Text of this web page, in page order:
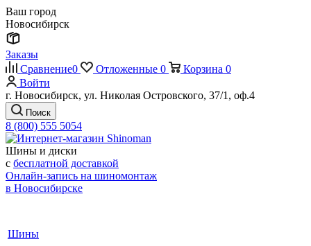
Ваш город
Новосибирск
Заказы
Сравнение0 Отложенные 0 Корзина 0
Войти
г. Новосибирск, ул. Николая Островского, 37/1, оф.4
Поиск
8 (800) 555 5054
Шины и диски
с бесплатной доставкой
Онлайн-запись на шиномонтаж
в Новосибирске
Шины